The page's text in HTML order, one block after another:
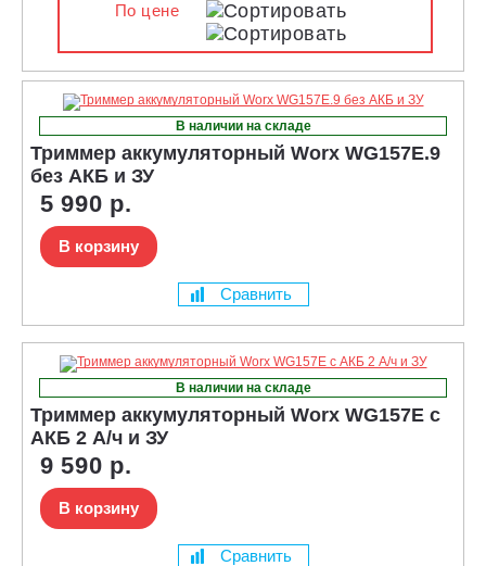
По цене
В наличии на складе
Триммер аккумуляторный Worx WG157E.9
без АКБ и ЗУ
5 990 р.
В корзину
Сравнить
В наличии на складе
Триммер аккумуляторный Worx WG157E с
АКБ 2 А/ч и ЗУ
9 590 р.
В корзину
Сравнить